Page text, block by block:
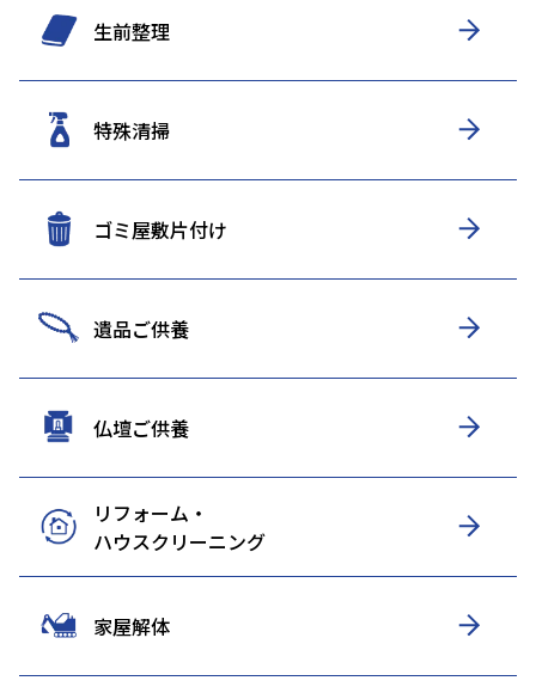
生前整理
特殊清掃
ゴミ屋敷片付け
遺品ご供養
仏壇ご供養
リフォーム・
ハウスクリーニング
家屋解体